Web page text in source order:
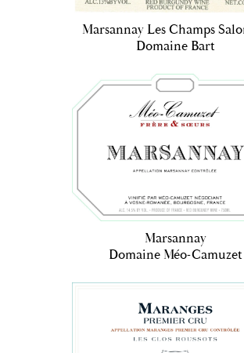
Marsannay Les Champs
Domaine Bart
Marsannay
Domaine Méo-Camuzet